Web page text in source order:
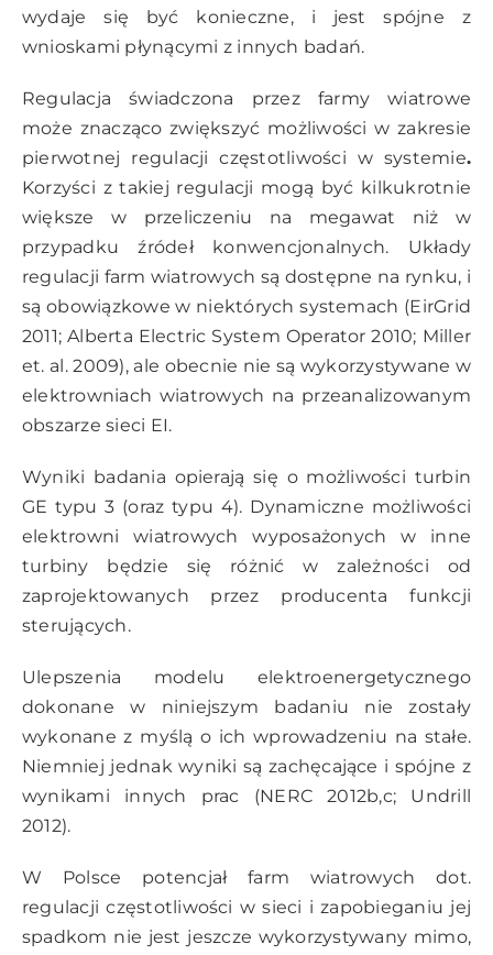
wydaje się być konieczne, i jest spójne z
wnioskami płynącymi z innych badań.
Regulacja świadczona przez farmy wiatrowe
może znacząco zwiększyć możliwości w zakresie
pierwotnej regulacji częstotliwości w systemie.
Korzyści z takiej regulacji mogą być kilkukrotnie
większe w przeliczeniu na megawat niż w
przypadku źródeł konwencjonalnych. Układy
regulacji farm wiatrowych są dostępne na rynku, i
są obowiązkowe w niektórych systemach (EirGrid
2011; Alberta Electric System Operator 2010; Miller
et. al. 2009), ale obecnie nie są wykorzystywane w
elektrowniach wiatrowych na przeanalizowanym
obszarze sieci EI.
Wyniki badania opierają się o możliwości turbin
GE typu 3 (oraz typu 4). Dynamiczne możliwości
elektrowni wiatrowych wyposażonych w inne
turbiny będzie się różnić w zależności od
zaprojektowanych przez producenta funkcji
sterujących.
Ulepszenia modelu elektroenergetycznego
dokonane w niniejszym badaniu nie zostały
wykonane z myślą o ich wprowadzeniu na stałe.
Niemniej jednak wyniki są zachęcające i spójne z
wynikami innych prac (NERC 2012b,c; Undrill
2012).
W Polsce potencjał farm wiatrowych dot.
regulacji częstotliwości w sieci i zapobieganiu jej
spadkom nie jest jeszcze wykorzystywany mimo,